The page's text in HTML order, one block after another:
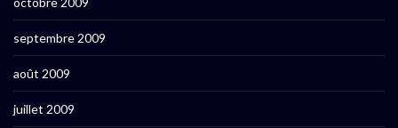
septembre 2009
août 2009
juillet 2009